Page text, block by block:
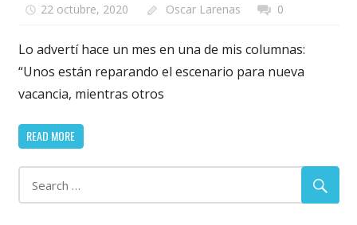
22 octubre, 2020 Oscar Larenas 0
Lo advertí hace un mes en una de mis columnas:
“Unos están reparando el escenario para nueva
vacancia, mientras otros
READ MORE